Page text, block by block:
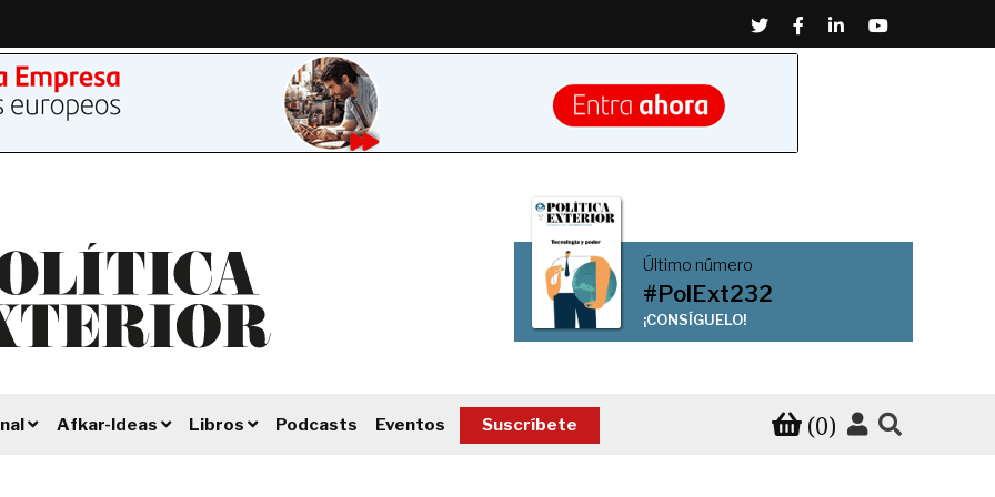
TwitterFacebook
LinkedinYoutube
Último número
#PolExt232
¡CONSÍGUELO!
Afkar-Ideas Libros Podcasts Eventos Suscríbete (0)